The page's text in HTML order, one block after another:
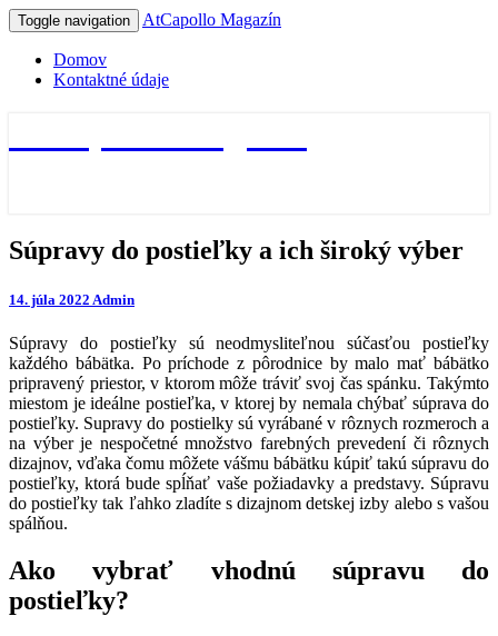
Toggle navigation AtCapollo Magazín
Domov
Kontaktné údaje
Súpravy
do
a
široký
výber
Súpravy do postieľky a ich široký výber
14. júla 2022 Admin
Súpravy do postieľky sú neodmysliteľnou súčasťou postieľky
každého bábätka. Po príchode z pôrodnice by malo mať bábätko
pripravený priestor, v ktorom môže tráviť svoj čas spánku. Takýmto
miestom je ideálne postieľka, v ktorej by nemala chýbať súprava do
postieľky. Supravy do postielky sú vyrábané v rôznych rozmeroch a
na výber je nespočetné množstvo farebných prevedení či rôznych
dizajnov, vďaka čomu môžete vášmu bábätku kúpiť takú súpravu do
postieľky, ktorá bude spĺňať vaše požiadavky a predstavy. Súpravu
do postieľky tak ľahko zladíte s dizajnom detskej izby alebo s vašou
spálňou.
Ako vybrať vhodnú súpravu do
postieľky?